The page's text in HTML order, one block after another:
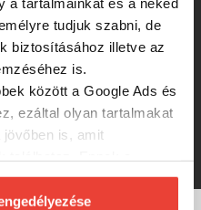
tudjuk szabni, de
biztosításához illetve az
is.
között a Google Ads és
ezáltal olyan tartalmakat
is, amit
engedd meg
3 022 Ft
7,2cm SP MR Twitch
3 022 Ft